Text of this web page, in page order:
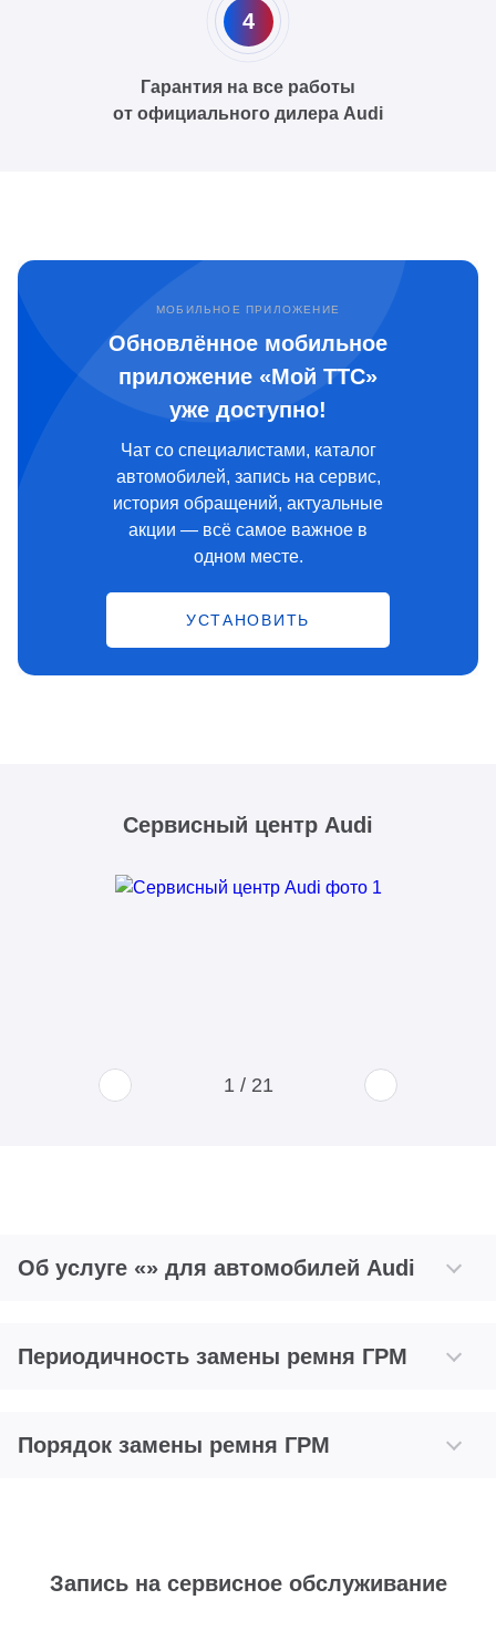
4
Гарантия на все работы
от официального дилера Audi
МОБИЛЬНОЕ ПРИЛОЖЕНИЕ
Обновлённое мобильное
приложение «Мой ТТС»
уже доступно!
Чат со специалистами, каталог
автомобилей, запись на сервис,
история обращений, актуальные
акции — всё самое важное в
одном месте.
УСТАНОВИТЬ
Сервисный центр Audi
1 / 21
Об услуге «» для автомобилей Audi
Периодичность замены ремня ГРМ
Порядок замены ремня ГРМ
Запись на сервисное обслуживание